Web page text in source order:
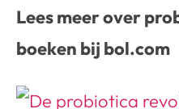
Lees meer over
boeken bij bol.com